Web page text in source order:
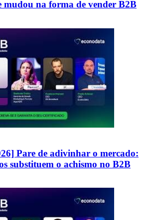
mudou na forma de vender B2B
Pare de adivinhar o mercado:
substituem o achismo no B2B